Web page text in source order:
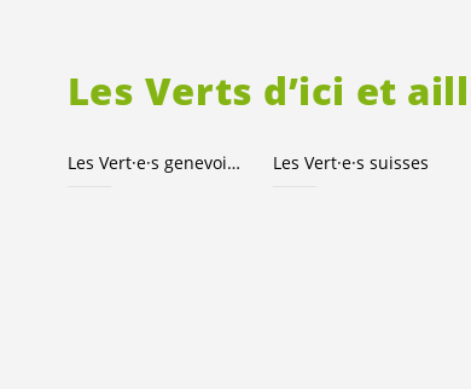
Les Verts d’ici et
Les Vert·e·s genevois·es LesVert·e·s suisses